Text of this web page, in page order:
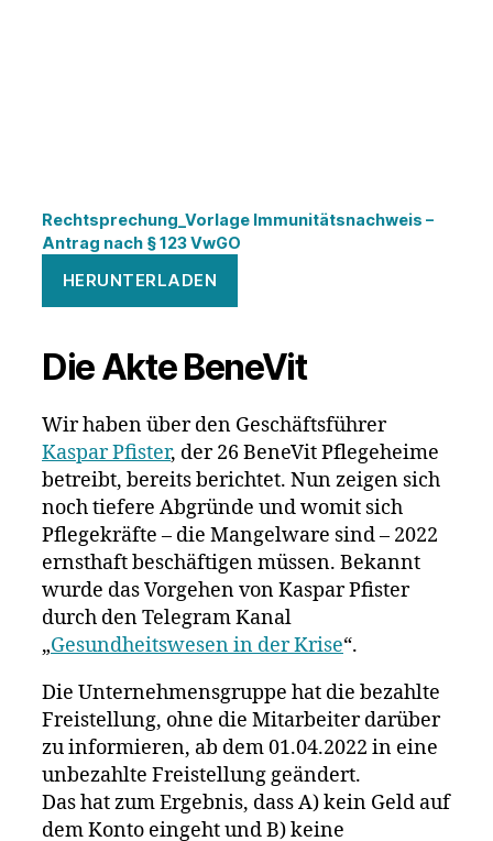
Rechtsprechung_Vorlage Immunitätsnachweis –
Antrag nach § 123 VwGO
HERUNTERLADEN
Die Akte BeneVit
Wir haben über den Geschäftsführer
Kaspar Pfister, der 26 BeneVit Pflegeheime
betreibt, bereits berichtet. Nun zeigen sich
noch tiefere Abgründe und womit sich
Pflegekräfte – die Mangelware sind – 2022
ernsthaft beschäftigen müssen. Bekannt
wurde das Vorgehen von Kaspar Pfister
durch den Telegram Kanal
„Gesundheitswesen in der Krise“.
Die Unternehmensgruppe hat die bezahlte
Freistellung, ohne die Mitarbeiter darüber
zu informieren, ab dem 01.04.2022 in eine
unbezahlte Freistellung geändert.
Das hat zum Ergebnis, dass A) kein Geld auf
dem Konto eingeht und B) keine